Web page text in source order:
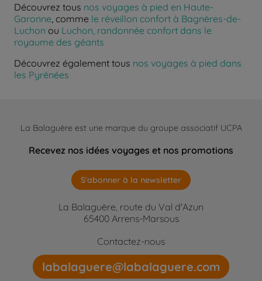
Découvrez tous nos voyages à pied en Haute-
Garonne , comme le réveillon confort à Bagnères-de-
Luchon ou Luchon, randonnée confort dans le
royaume des géants
Découvrez également tous nos voyages à pied dans
les Pyrénées
La Balaguère est une marque du groupe associatif UCPA
Recevez nos idées voyages et nos promotions
S'abonner à la newsletter
La Balaguère, route du Val d'Azun
65400 Arrens-Marsous
Contactez-nous
labalaguere@labalaguere.com